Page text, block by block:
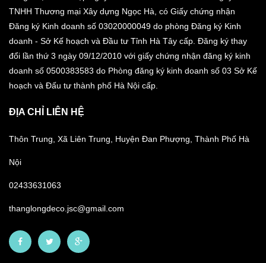
TNHH Thương mại Xây dựng Ngọc Hà, có Giấy chứng nhận
Đăng ký Kinh doanh số 03020000049 do phòng Đăng ký Kinh
doanh - Sở Kế hoạch và Đầu tư Tỉnh Hà Tây cấp. Đăng ký thay
đổi lần thứ 3 ngày 09/12/2010 với giấy chứng nhận đăng ký kinh
doanh số 0500383583 do Phòng đăng ký kinh doanh số 03 Sở Kế
hoạch và Đấu tư thành phố Hà Nội cấp.
ĐỊA CHỈ LIÊN HỆ
Thôn Trung, Xã Liên Trung, Huyện Đan Phượng, Thành Phố Hà
Nội
02433631063
thanglongdeco.jsc@gmail.com